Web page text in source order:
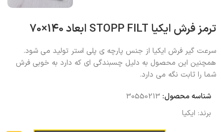
ترمز فرش ایکیا STOPP FILT ابعاد 140×70
سرعت گیر فرش ایکیا از جنس پارچه ی پلی استر تولید می شود.
همچنین این محصول به دلیل چسبندگی ای که دارد به خوبی فرش
شما را ثابت نگه می دارد.
شناسه محصول: 30550213
برند: ایکیا